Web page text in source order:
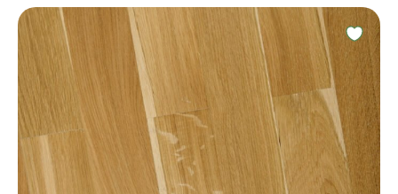
Фаска:
Соединение:
Обработка:
Длина:
Ширина:
Толщина: